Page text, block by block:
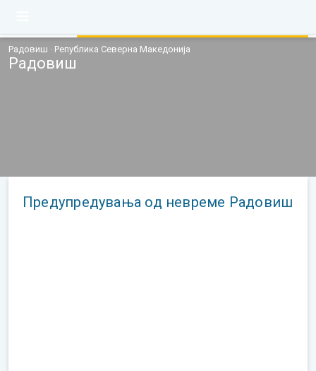
Радовиш · Република Северна Македонија
Радовиш
Предупредувања од невреме Радовиш